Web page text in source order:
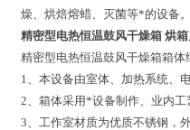
燥、烘焙熔蜡、灭菌等*的设备。
精密型电热恒温鼓风干燥箱 烘箱
精密型电热恒温鼓风干燥箱箱体
1、本设备由室体、加热系统、
2、箱体采用*设备制作、业内工
3、工作室材质为优质不锈钢，